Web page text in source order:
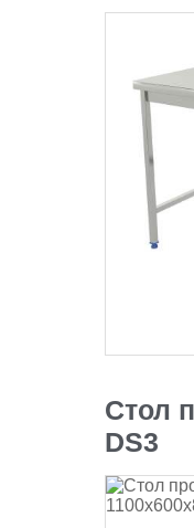
Стол
DS3